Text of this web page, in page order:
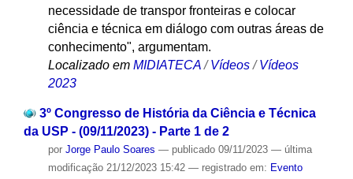
necessidade de transpor fronteiras e colocar
ciência e técnica em diálogo com outras áreas de
conhecimento", argumentam.
Localizado em MIDIATECA /Vídeos /Vídeos
2023
3º Congresso de História da Ciência e Técnica
da USP - (09/11/2023) - Parte 1 de 2
por Jorge Paulo Soares — publicado09/11/2023 — última
modificação21/12/2023 15:42 — registrado em: Evento